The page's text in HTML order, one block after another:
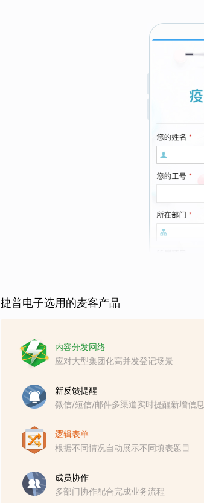
捷普电子选用的麦客产品
内容分发网络
应对大型集团化高并发登记场景
新反馈提醒
微信/短信/邮件多渠道实时提醒新增信息
逻辑表单
根据不同情况自动展示不同填表题目
成员协作
多部门协作配合完成业务流程